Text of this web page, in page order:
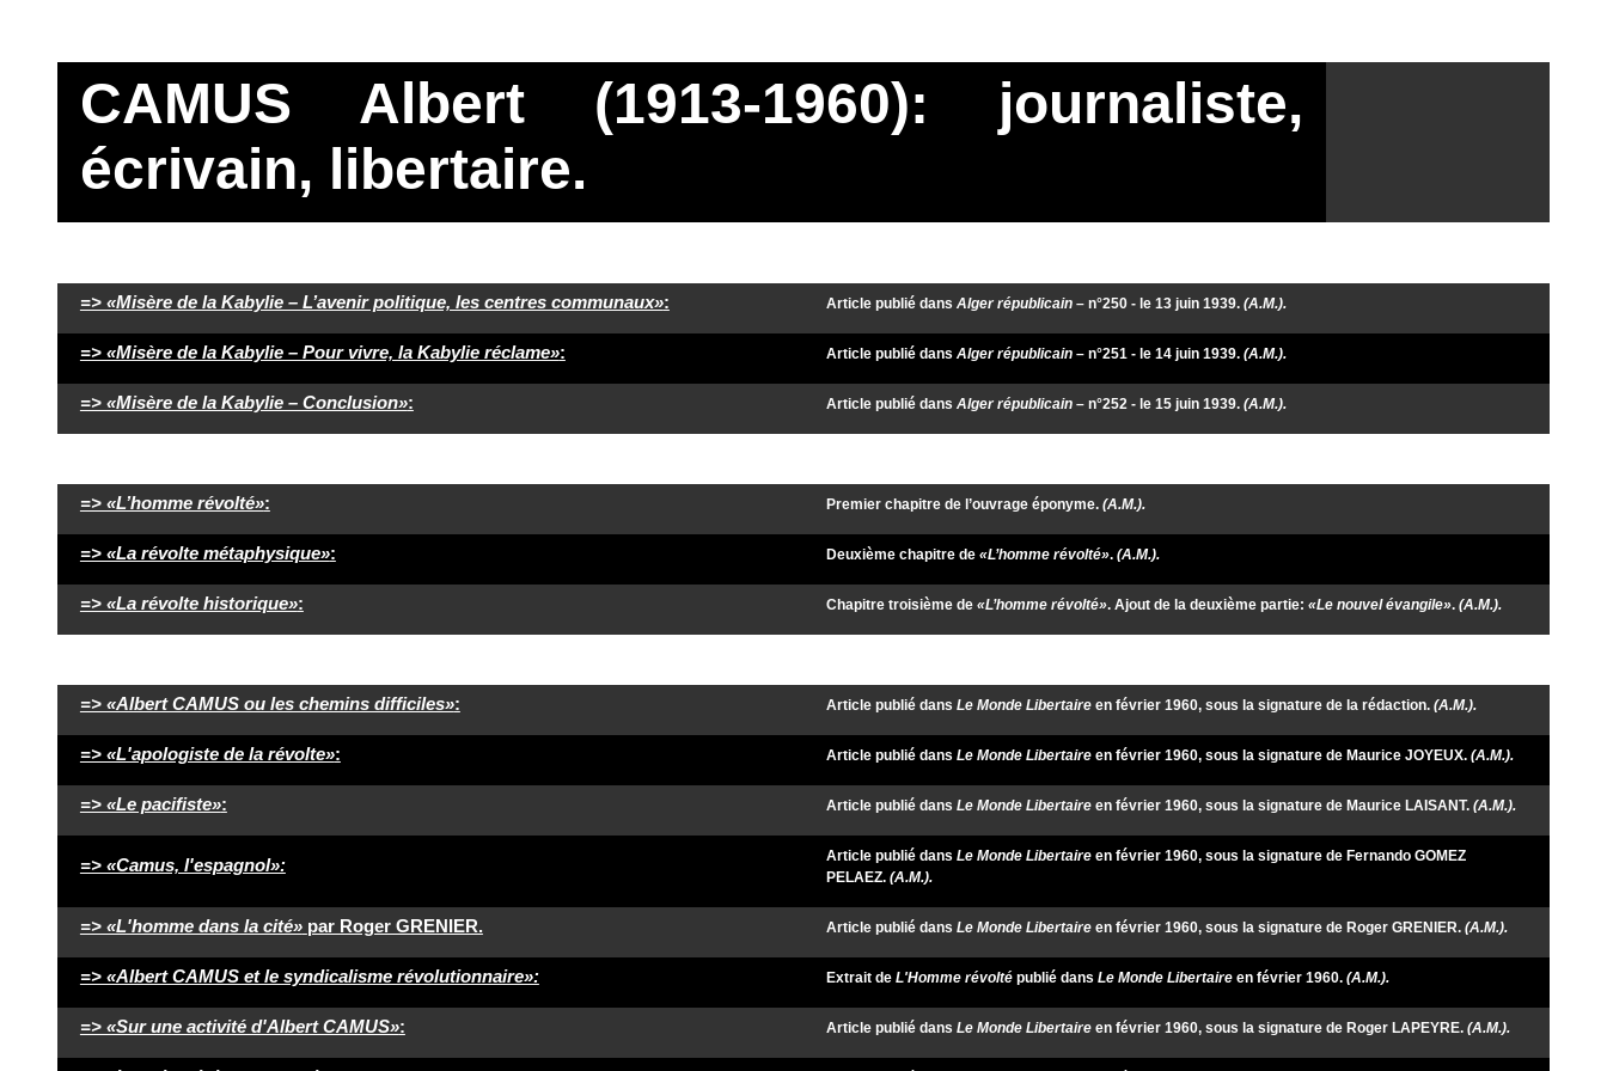
CAMUS Albert (1913-1960): journaliste,
écrivain, libertaire.
=> «Misère de la Kabylie – L’avenir politique, les centres communaux»: Article publié dans Alger républicain– n°250 - le 13 juin 1939. (A.M.).
=> «Misère de la Kabylie – Pour vivre, la Kabylie réclame»: Article publié dans Alger républicain– n°251 - le 14 juin 1939. (A.M.).
=> «Misère de la Kabylie – Conclusion»: Article publié dans Alger républicain– n°252 - le 15 juin 1939. (A.M.).
=> «L’homme révolté»: Premier chapitre de l’ouvrage éponyme. (A.M.).
=> «La révolte métaphysique»: Deuxième chapitre de «L’homme révolté». (A.M.).
=> «La révolte historique»: Chapitre troisième de «L’homme révolté». Ajout de la deuxième partie: «Le nouvel évangile». (A.M.).
=> «Albert CAMUS ou les chemins difficiles»: Article publié dans Le Monde Libertaireen février 1960, sous la signature de la rédaction. (A.M.).
=> «L'apologiste de la révolte»: Article publié dans Le Monde Libertaireen février 1960, sous la signature de Maurice JOYEUX. (A.M.).
=> «Le pacifiste»: Article publié dans Le Monde Libertaireen février 1960, sous la signature de Maurice LAISANT. (A.M.).
=> «Camus, l'espagnol»: Article publié dans Le Monde Libertaireen février 1960, sous la signature de Fernando GOMEZ
PELAEZ. (A.M.).
=> «L'homme dans la cité» par Roger GRENIER. Article publié dans Le Monde Libertaireen février 1960, sous la signature de Roger GRENIER. (A.M.).
=> «Albert CAMUS et le syndicalisme révolutionnaire»: Extrait de L'Homme révolté publié dans Le Monde Libertaireen février 1960. (A.M.).
=> «Sur une activité d'Albert CAMUS»: Article publié dans Le Monde Libertaireen février 1960, sous la signature de Roger LAPEYRE. (A.M.).